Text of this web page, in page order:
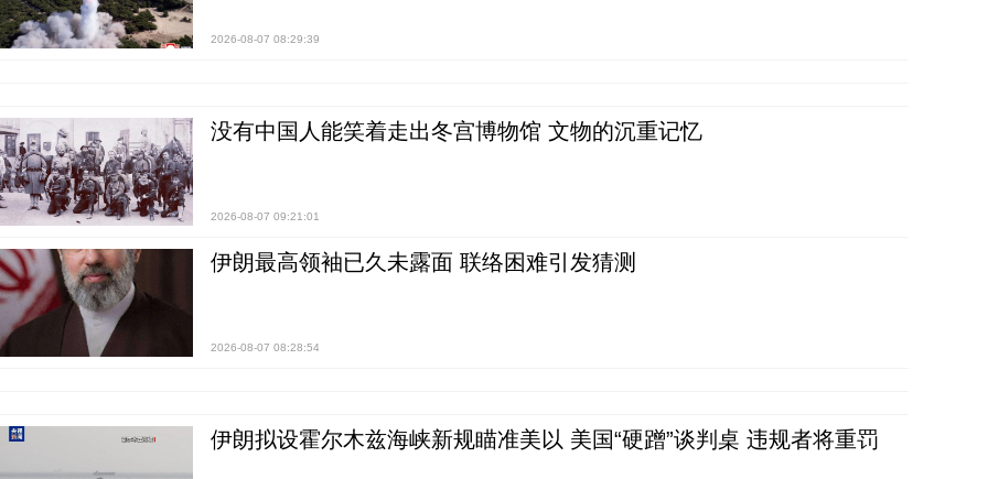
2026-08-07 08:29:39
没有中国人能笑着走出冬宫博物馆 文物的沉重记忆
2026-08-07 09:21:01
伊朗最高领袖已久未露面 联络困难引发猜测
2026-08-07 08:28:54
伊朗拟设霍尔木兹海峡新规瞄准美以 美国“硬蹭”谈判桌 违规者将重罚